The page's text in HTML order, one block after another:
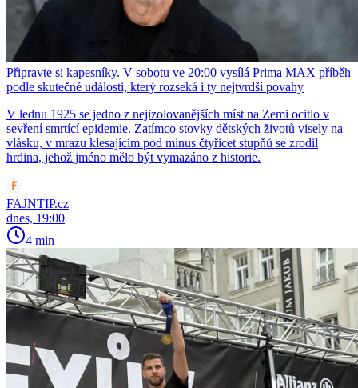
Připravte si kapesníky. V sobotu ve 20:00 vysílá Prima MAX příběh
podle skutečné události, který rozseká i ty nejtvrdší povahy
V lednu 1925 se jedno z nejizolovanějších míst na Zemi ocitlo v
sevření smrtící epidemie. Zatímco stovky dětských životů visely na
vlásku, v mrazu klesajícím pod minus čtyřicet stupňů se zrodil
hrdina, jehož jméno mělo být vymazáno z historie.
FAJNTIP.cz
dnes, 19:00
4 min